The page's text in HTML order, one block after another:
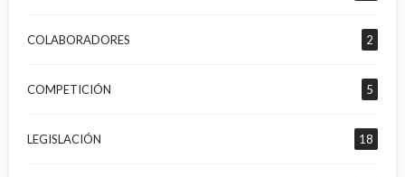
COLABORADORES 2
COMPETICIÓN 5
LEGISLACIÓN 18